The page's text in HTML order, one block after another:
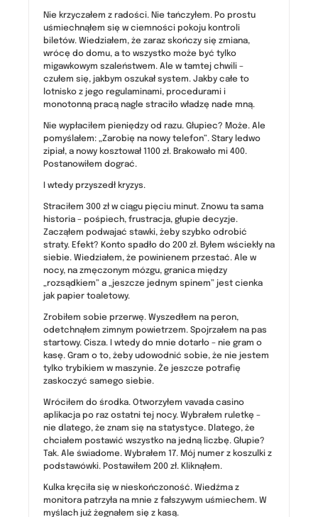
Nie krzyczałem z radości. Nie tańczyłem. Po prostu
uśmiechnąłem się w ciemności pokoju kontroli
biletów. Wiedziałem, że zaraz skończy się zmiana,
wrócę do domu, a to wszystko może być tylko
migawkowym szaleństwem. Ale w tamtej chwili –
czułem się, jakbym oszukał system. Jakby całe to
lotnisko z jego regulaminami, procedurami i
monotonną pracą nagle straciło władzę nade mną.
Nie wypłaciłem pieniędzy od razu. Głupiec? Może. Ale
pomyślałem: „Zarobię na nowy telefon”. Stary ledwo
zipiał, a nowy kosztował 1100 zł. Brakowało mi 400.
Postanowiłem dograć.
I wtedy przyszedł kryzys.
Straciłem 300 zł w ciągu pięciu minut. Znowu ta sama
historia – pośpiech, frustracja, głupie decyzje.
Zacząłem podwajać stawki, żeby szybko odrobić
straty. Efekt? Konto spadło do 200 zł. Byłem wściekły na
siebie. Wiedziałem, że powinienem przestać. Ale w
nocy, na zmęczonym mózgu, granica między
„rozsądkiem” a „jeszcze jednym spinem” jest cienka
jak papier toaletowy.
Zrobiłem sobie przerwę. Wyszedłem na peron,
odetchnąłem zimnym powietrzem. Spojrzałem na pas
startowy. Cisza. I wtedy do mnie dotarło – nie gram o
kasę. Gram o to, żeby udowodnić sobie, że nie jestem
tylko trybikiem w maszynie. Że jeszcze potrafię
zaskoczyć samego siebie.
Wróciłem do środka. Otworzyłem vavada casino
aplikacja po raz ostatni tej nocy. Wybrałem ruletkę –
nie dlatego, że znam się na statystyce. Dlatego, że
chciałem postawić wszystko na jedną liczbę. Głupie?
Tak. Ale świadome. Wybrałem 17. Mój numer z koszulki z
podstawówki. Postawiłem 200 zł. Kliknąłem.
Kulka kręciła się w nieskończoność. Wiedźma z
monitora patrzyła na mnie z fałszywym uśmiechem. W
myślach już żegnałem się z kasą.